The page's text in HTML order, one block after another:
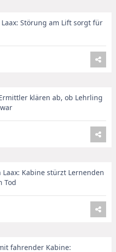
Störung am Lift sorgt für
klären ab, ob Lehrling
Kabine stürzt Lernenden
Tod
fahrender Kabine: